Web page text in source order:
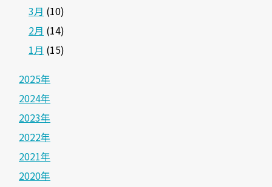
3月 (10)
2月 (14)
1月 (15)
2025年
2024年
2023年
2022年
2021年
2020年